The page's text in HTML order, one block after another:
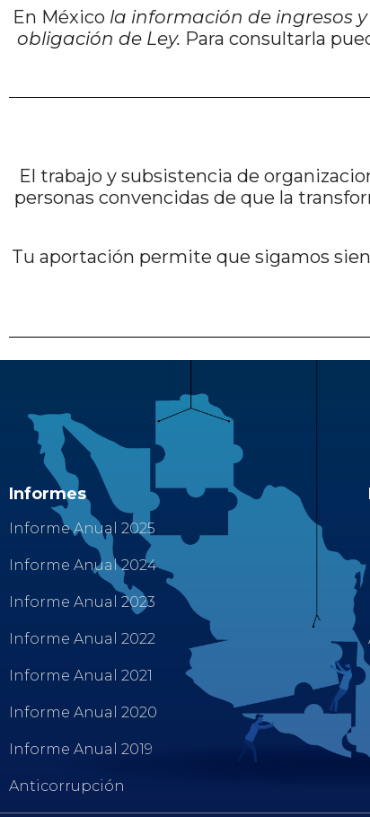
En México la información de ingresos
obligación de Ley. Para consultarla
El trabajo y subsistencia de
personas convencidas de que la
Tu aportación permite que sigamos
Informes
Informe Anual 2025
Informe Anual 2024
Informe Anual 2023
Informe Anual 2022
Informe Anual 2021
Informe Anual 2020
Informe Anual 2019
Anticorrupción